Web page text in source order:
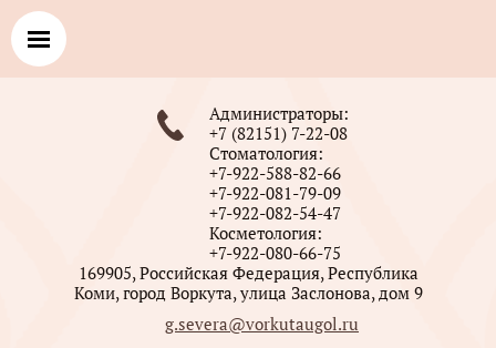
Администраторы:
+7 (82151) 7-22-08
Стоматология:
+7-922-588-82-66
+7-922-081-79-09
+7-922-082-54-47
Косметология:
+7-922-080-66-75
169905, Российская Федерация, Республика
Коми, город Воркута, улица Заслонова, дом 9
g.severa@vorkutaugol.ru